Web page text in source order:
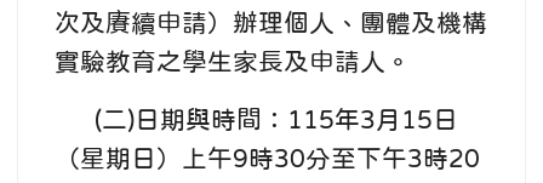
次及賡續申請）辦理個人、團體及機構
實驗教育之學生家長及申請人。
(二)日期與時間：115年3月15日
（星期日）上午9時30分至下午3時20